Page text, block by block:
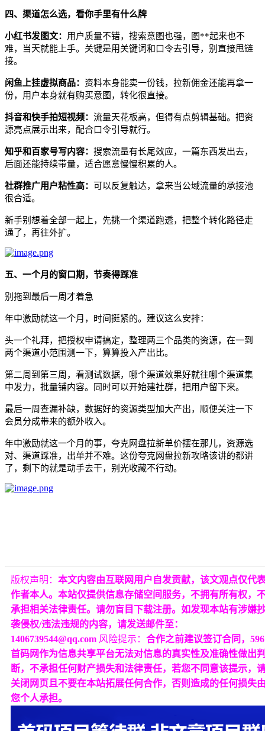
四、 渠道怎么选，看你手里有什么牌
小红书发图文： 用户质量不错，搜索意图也强，图**起来也不
难，当天就能上手。关键是用关键词和口令去引导，别直接甩链
接。
闲鱼上挂虚拟商品： 资料本身能卖一份钱，拉新佣金还能再拿一
份，用户本身就有购买意图，转化很直接。
抖音和快手拍短视频： 流量天花板高，但得有点剪辑基础。把资
源亮点展示出来，配合口令引导就行。
知乎和百家号写内容： 搜索流量有长尾效应，一篇东西发出去，
后面还能持续带量，适合愿意慢慢积累的人。
社群推广用户粘性高： 可以反复触达，拿来当公域流量的承接池
很合适。
新手别想着全部一起上，先挑一个渠道跑透，把整个转化路径走
通了，再往外扩。
五、 一个月的窗口期，节奏得踩准
别拖到最后一周才着急
年中激励就这一个月，时间挺紧的。建议这么安排：
头一个礼拜，把授权申请搞定，整理两三个品类的资源，在一到
两个渠道小范围测一下，算算投入产出比。
第二周到第三周，看测试数据，哪个渠道效果好就往哪个渠道集
中发力，批量铺内容。同时可以开始建社群，把用户留下来。
最后一周查漏补缺，数据好的资源类型加大产出，顺便关注一下
会员分成带来的额外收入。
年中激励就这一个月的事，夸克网盘拉新单价摆在那儿，资源选
对、渠道踩准，出单并不难。这份夸克网盘拉新攻略该讲的都讲
了，剩下的就是动手去干，别光收藏不行动。
版权声明： 本文内容由互联网用户自发贡献，该文观点仅代
作者本人。本站仅提供信息存储空间服务，不拥有所有权，
承担相关法律责任。请勿盲目下载注册。如发现本站有涉嫌
袭侵权/违法违规的内容，请发送邮件至：
1406739544@qq.com 风险提示： 合作之前建议签订合同，596
首码网作为信息共享平台无法对信息的真实性及准确性做出
断，不承担任何财产损失和法律责任，若您不同意该提示，
关闭网页且不要在本站拓展任何合作，否则造成的任何损失
您个人承担。